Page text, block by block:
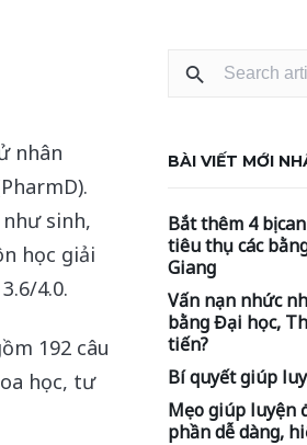
nhân
sinh,
học giải
4.0.
192 câu
học, tư
BÀI VIẾT MỚI
Bắt thêm 4 bị
tiêu thụ các
Giang
Vấn nạn nhức
bằng Đại học,
tiến?
Bí quyết giúp
Mẹo giúp luyện
phần dễ dàng,